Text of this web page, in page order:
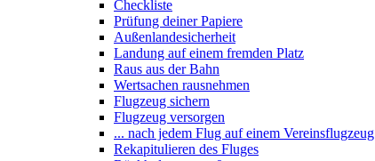
Checkliste
Prüfung deiner Papiere
Außenlandesicherheit
Landung auf einem fremden Platz
Raus aus der Bahn
Wertsachen rausnehmen
Flugzeug sichern
Flugzeug versorgen
... nach jedem Flug auf einem Vereinsflugzeug
Rekapitulieren des Fluges